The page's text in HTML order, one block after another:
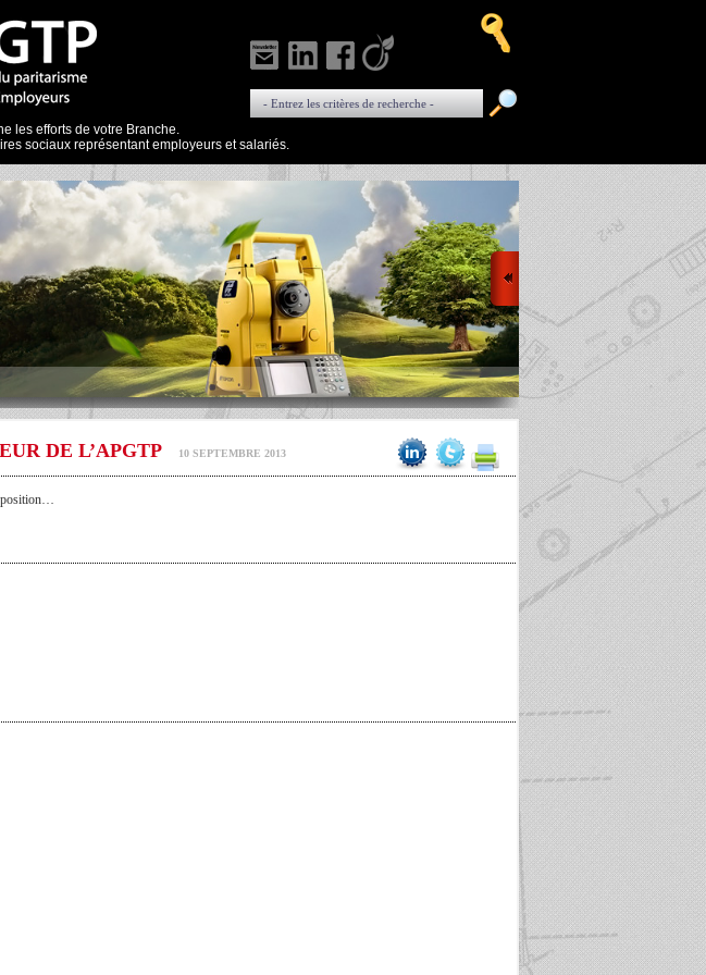
les efforts de votre Branche.
sociaux représentant employeurs et salariés.
DE L’APGTP 10 SEPTEMBRE 2013